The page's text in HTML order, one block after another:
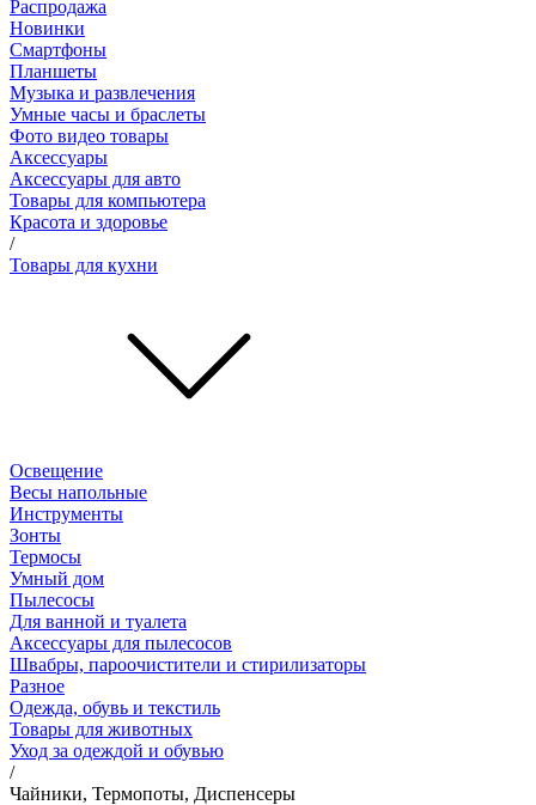
Распродажа
Новинки
Смартфоны
Планшеты
Музыка и развлечения
Умные часы и браслеты
Фото видео товары
Аксессуары
Аксессуары для авто
Товары для компьютера
Красота и здоровье
/
Товары для кухни
Освещение
Весы напольные
Инструменты
Зонты
Термосы
Умный дом
Пылесосы
Для ванной и туалета
Аксессуары для пылесосов
Швабры, пароочистители и стирилизаторы
Разное
Одежда, обувь и текстиль
Товары для животных
Уход за одеждой и обувью
/
Чайники, Термопоты, Диспенсеры